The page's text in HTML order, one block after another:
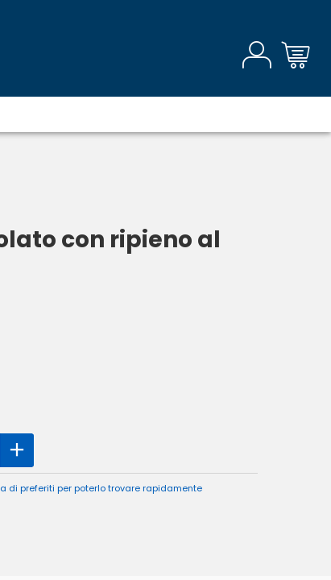
con ripieno al
di preferiti per poterlo trovare rapidamente